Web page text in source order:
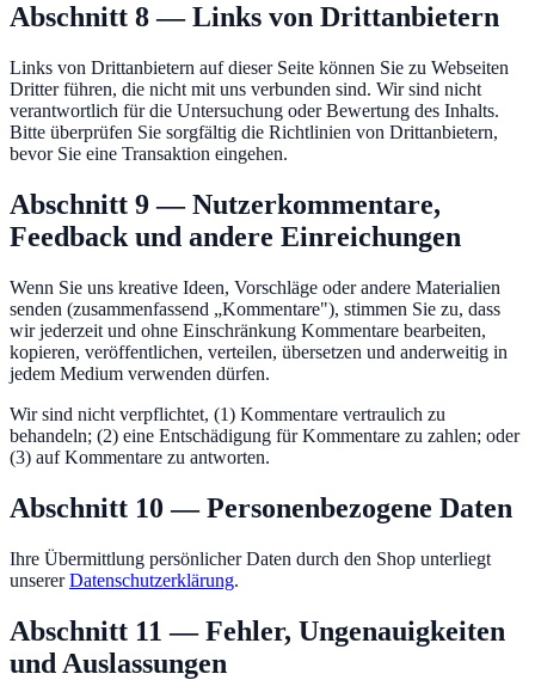
Abschnitt 8 — Links von Drittanbietern
Links von Drittanbietern auf dieser Seite können Sie zu Webseiten
Dritter führen, die nicht mit uns verbunden sind. Wir sind nicht
verantwortlich für die Untersuchung oder Bewertung des Inhalts.
Bitte überprüfen Sie sorgfältig die Richtlinien von Drittanbietern,
bevor Sie eine Transaktion eingehen.
Abschnitt 9 — Nutzerkommentare,
Feedback und andere Einreichungen
Wenn Sie uns kreative Ideen, Vorschläge oder andere Materialien
senden (zusammenfassend „Kommentare"), stimmen Sie zu, dass
wir jederzeit und ohne Einschränkung Kommentare bearbeiten,
kopieren, veröffentlichen, verteilen, übersetzen und anderweitig in
jedem Medium verwenden dürfen.
Wir sind nicht verpflichtet, (1) Kommentare vertraulich zu
behandeln; (2) eine Entschädigung für Kommentare zu zahlen; oder
(3) auf Kommentare zu antworten.
Abschnitt 10 — Personenbezogene Daten
Ihre Übermittlung persönlicher Daten durch den Shop unterliegt
unsererDatenschutzerklärung.
Abschnitt 11 — Fehler, Ungenauigkeiten
und Auslassungen